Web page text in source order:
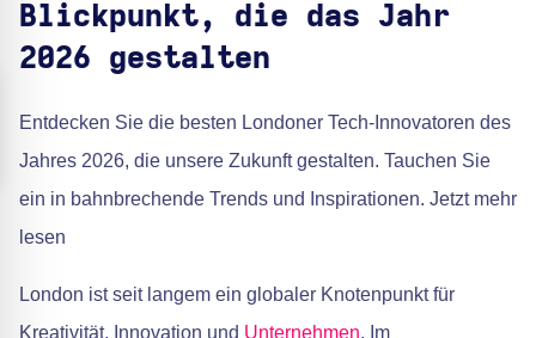
Blickpunkt, die das Jahr
2026 gestalten
Entdecken Sie die besten Londoner Tech-Innovatoren des
Jahres 2026, die unsere Zukunft gestalten. Tauchen Sie
ein in bahnbrechende Trends und Inspirationen. Jetzt mehr
lesen
London ist seit langem ein globaler Knotenpunkt für
Kreativität, Innovation und Unternehmen. Im